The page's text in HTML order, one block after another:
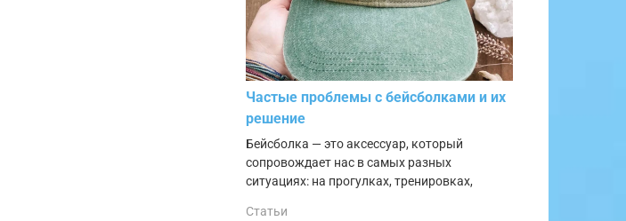
Частые проблемы с бейсболками и их
решение
Бейсболка — это аксессуар, который
сопровождает нас в самых разных
ситуациях: на прогулках, тренировках,
Статьи